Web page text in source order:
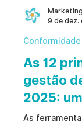
9 de dez.
As 12
gestão
2025:
As